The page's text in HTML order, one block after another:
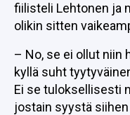
fiilisteli Lehtonen ja
olikin sitten
– No, se ei ollut niin
kyllä suht
Ei se tuloksellisesti
jostain syystä